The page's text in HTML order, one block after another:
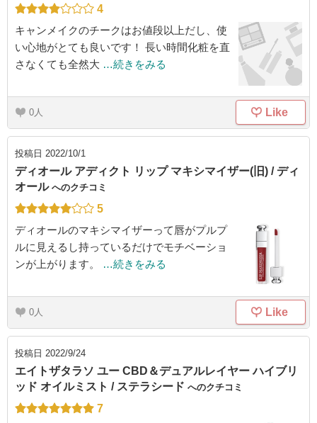
4
キャンメイクのチークはお値段以上だし、使
い心地がとても良いです！ 長い時間化粧を直
さなくても全然大 …続きをみる
0 Like
投稿日 2022/10/1
ディオール アディクト リップ マキシマイザー(旧) / ディ
オール へのクチコミ
5
ディオールのマキシマイザーって唇がプルプ
ルに見えるし持っているだけでモチベーショ
ンが上がります。
…続きをみる
0 Like
投稿日 2022/9/24
エイトザタラソ ユー CBD＆デュアルレイヤー ハイブリ
ッド オイルミスト / ステラシード へのクチコミ
7